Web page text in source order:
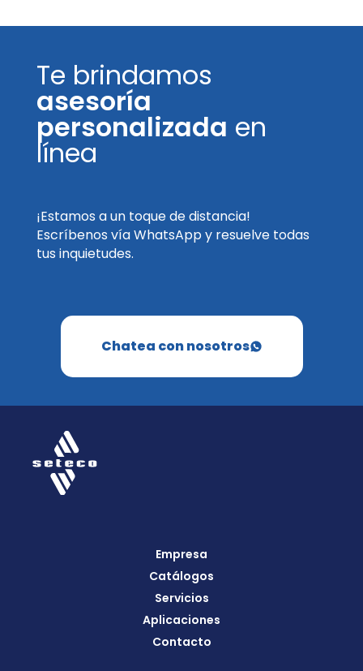
Te brindamos
asesoría
personalizada en
línea
¡Estamos a un toque de distancia!
Escríbenos vía WhatsApp y resuelve todas
tus inquietudes.
Chatea con nosotros
Empresa
Catálogos
Servicios
Aplicaciones
Contacto